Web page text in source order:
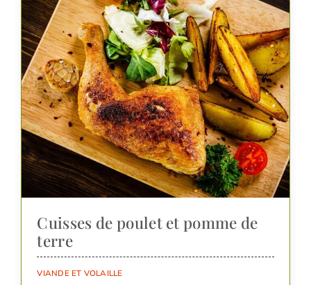
Cuisses de poulet et pomme de
terre
VIANDE ET VOLAILLE